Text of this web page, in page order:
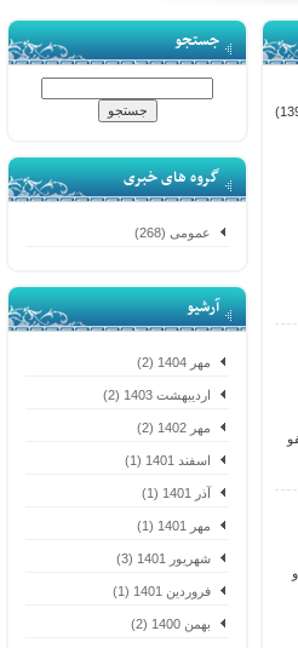
جستجو
گروه های خبری
عمومی (268)
آرشیو
مهر 1404 (2)
اردیبهشت 1403 (2)
مهر 1402 (2)
اسفند 1401 (1)
آذر 1401 (1)
مهر 1401 (1)
شهریور 1401 (3)
فروردین 1401 (1)
بهمن 1400 (2)